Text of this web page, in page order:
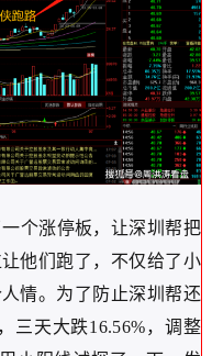
个涨停板，让深圳帮把
他们跑了，不仅给了小
情。为了防止深圳帮还
三天大跌16.56%，调整